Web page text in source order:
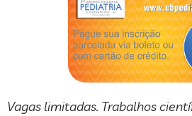
Vagas limitadas. Trabalhos